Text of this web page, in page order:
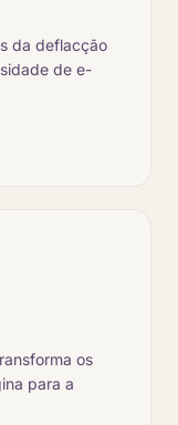
da deflacção
de e-
os
para a